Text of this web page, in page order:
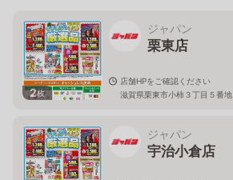
2枚
ジャパン
栗東店
店舗HPをご確認ください
滋賀県栗東市小柿３丁目５番地
ジャパン
宇治小倉店